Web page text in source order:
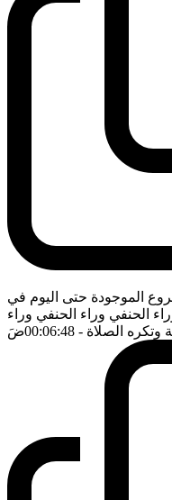
الموجودة حتى اليوم في
الحنفي وراء الحنفي وراء
وتكره الصلاة - 00:06:48 ضَ